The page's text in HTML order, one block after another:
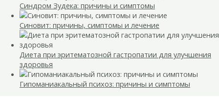
Синдром Зудека: причины и симптомы
Синовит: причины, симптомы и лечение
Диета при эритематозной гастропатии для улучшения
здоровья
Гипоманиакальный психоз: причины и симптомы